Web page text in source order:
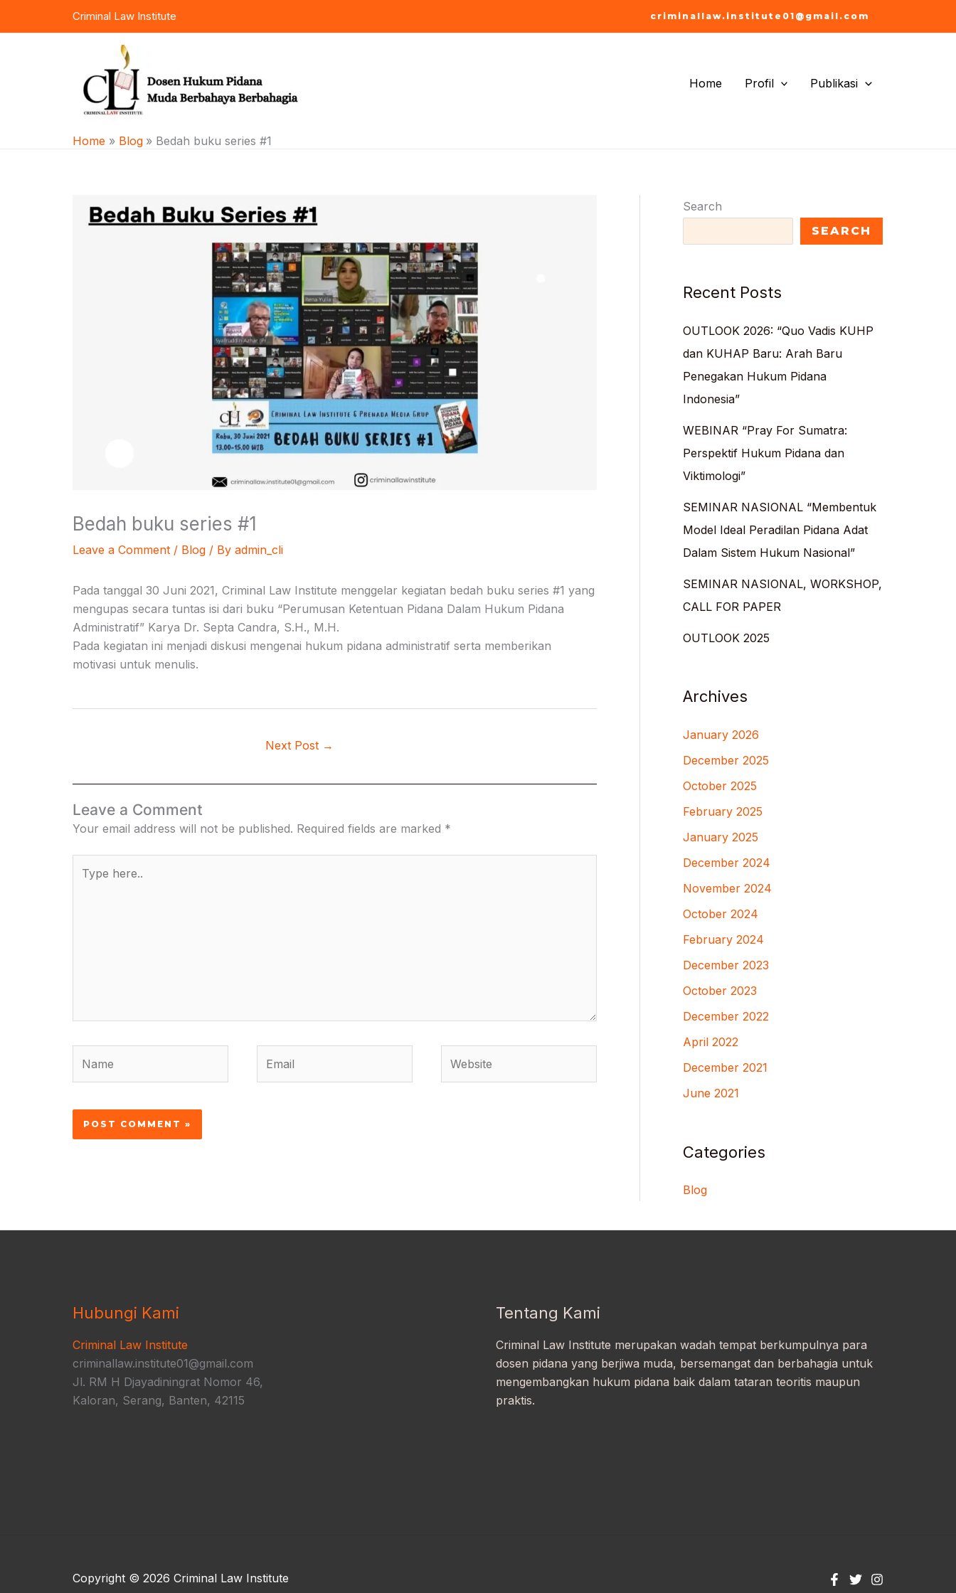
Criminal Law Institute criminallaw.institute01@gmail.com
Home Profil Publikasi
Home Blog Bedah buku series #1
Bedah buku series #1
Leave a Comment / Blog / By admin_cli
Pada tanggal 30 Juni 2021, Criminal Law Institute menggelar kegiatan bedah buku series #1 yang
mengupas secara tuntas isi dari buku “Perumusan Ketentuan Pidana Dalam Hukum Pidana
Administratif” Karya Dr. Septa Candra, S.H., M.H.
Pada kegiatan ini menjadi diskusi mengenai hukum pidana administratif serta memberikan
motivasi untuk menulis.
Next Post →
Leave a Comment
Your email address will not be published. Required fields are marked *
here..
Search
SEARCH
Recent Posts
OUTLOOK 2026: “Quo Vadis KUHP
dan KUHAP Baru: Arah Baru
Penegakan Hukum Pidana
Indonesia”
WEBINAR “Pray For Sumatra:
Perspektif Hukum Pidana dan
Viktimologi”
SEMINAR NASIONAL “Membentuk
Model Ideal Peradilan Pidana Adat
Dalam Sistem Hukum Nasional”
SEMINAR NASIONAL, WORKSHOP,
CALL FOR PAPER
OUTLOOK 2025
Archives
January 2026
December 2025
October 2025
February 2025
January 2025
December 2024
November 2024
October 2024
February 2024
December 2023
October 2023
December 2022
April 2022
December 2021
June 2021
Categories
Blog
Hubungi Kami
Criminal Law Institute
criminallaw.institute01@gmail.com
Jl. RM H Djayadiningrat Nomor 46,
Kaloran, Serang, Banten, 42115
Tentang Kami
Criminal Law Institute merupakan wadah tempat berkumpulnya para
dosen pidana yang berjiwa muda, bersemangat dan berbahagia untuk
mengembangkan hukum pidana baik dalam tataran teoritis maupun
praktis.
Copyright © 2026 Criminal Law Institute